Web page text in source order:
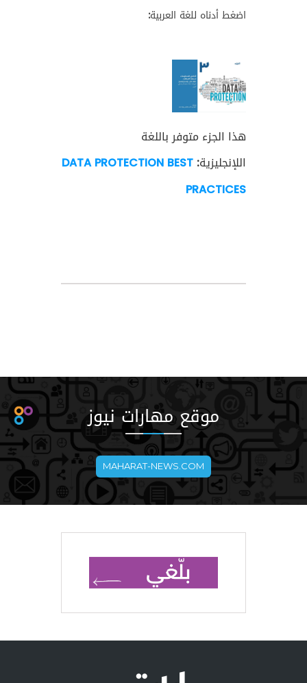
اضغط أدناه للغة العربية:
هذا الجزء متوفر باللغة
اللإنجليزية:DATA PROTECTION BEST
PRACTICES
موقع مهارات نيوز
MAHARAT-NEWS.COM